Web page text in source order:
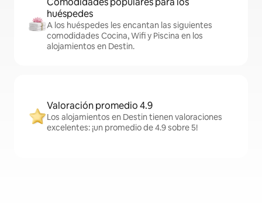
huéspedes
A los huéspedes les encantan las siguientes
comodidades Cocina, Wifi y Piscina en los
alojamientos en Destin.
Valoración promedio 4.9
Los alojamientos en Destin tienen valoraciones
excelentes: ¡un promedio de 4.9 sobre 5!